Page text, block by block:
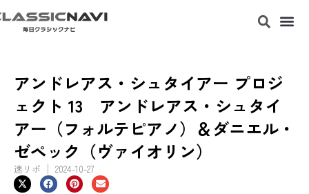
アンドレアス・シュタイアー プロジ
ェクト 13 アンドレアス・シュタイ
アー（フォルテピアノ）＆ダニエル・
ゼペック（ヴァイオリン）
速リポ 2024-10-27